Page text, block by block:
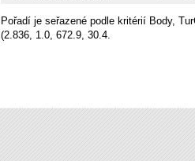
Pořadí je seřazené podle kritérií Body,
(2.836, 1.0, 672.9, 30.4.